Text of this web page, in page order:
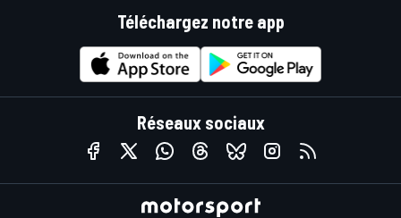
Téléchargez notre app
Réseaux sociaux